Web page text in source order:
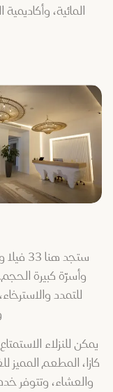
المائية،
ستجد
وأسرّة كبيرة
للتمدد
يمكن للنزلاء
كازا، المطعم المميز
والعشاء، وتتوفر